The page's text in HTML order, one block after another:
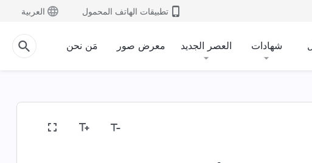
تطبيقات الهاتف المحمول العربية
شهادات العصر الجديد معرض صور مَن نحن